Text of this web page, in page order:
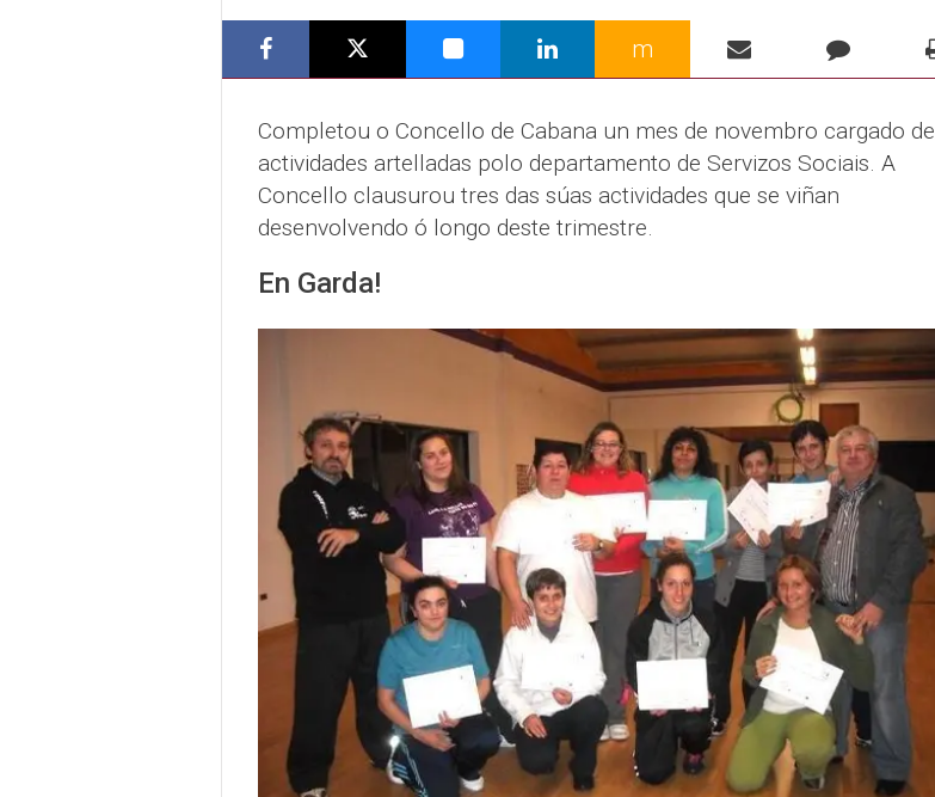
m
Completou o Concello de Cabana un mes de novembro cargado de
actividades artelladas polo departamento de Servizos Sociais. A
Concello clausurou tres das súas actividades que se viñan
desenvolvendo ó longo deste trimestre.
En Garda!